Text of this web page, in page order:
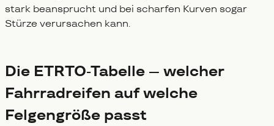
stark beansprucht und bei scharfen Kurven sogar
Stürze verursachen kann.
Die ETRTO-Tabelle – welcher
Fahrradreifen auf welche
Felgengröße passt